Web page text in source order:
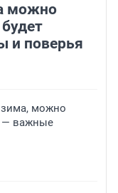
можно
и поверья
зима, можно
— важные